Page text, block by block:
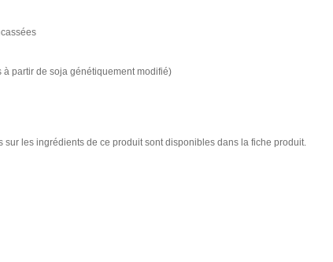
partir de soja génétiquement modifié)
sur les ingrédients de ce produit sont disponibles dans la fiche produit.